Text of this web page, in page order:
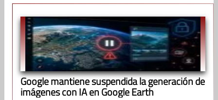
Google mantiene suspendida la generación de
imágenes con IA en Google Earth